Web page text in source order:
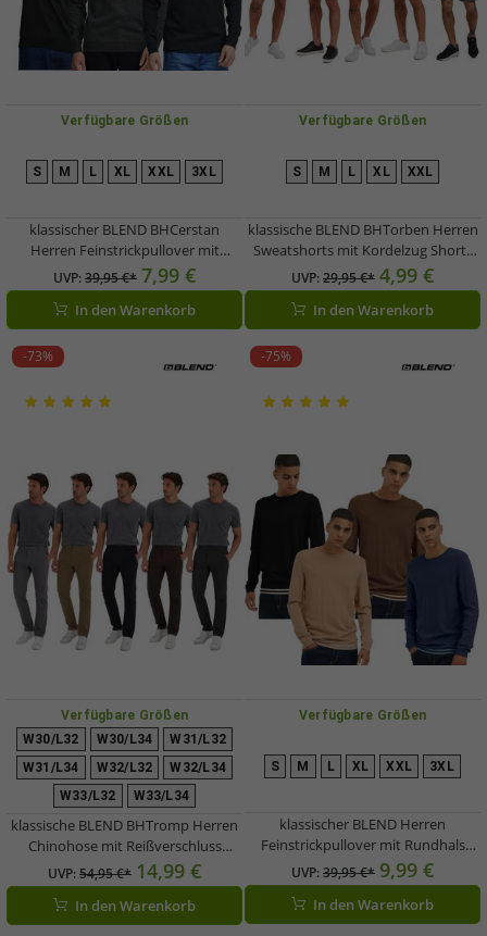
Verfügbare Größen
S M L XL XXL 3XL
klassischer BLEND BHCerstan
Herren Feinstrickpullover mit
Rundhals Strickpullover
20716722ME Blau, Schwarz oder
Grau
UVP:39,95 €* 7,99 €
In den Warenkorb
Verfügbare Größen
S M L XL XXL
klassische BLEND BHTorben Herren
Sweatshorts mit Kordelzug Shorts
20713141ME Grau, Blau oder
Schwarz
UVP:29,95 €* 4,99 €
In den Warenkorb
-73%
Verfügbare Größen
W30/L32
W30/L34
W31/L32
W31/L34
W32/L32
W32/L34
W33/L32
W33/L34
klassische BLEND BHTromp Herren
Chinohose mit Reißverschluss
Stoffhose 20703188ME in Schwarz,
Braun oder Grau
UVP:54,95 €* 14,99 €
In den Warenkorb
-75%
Verfügbare Größen
S M L XL XXL 3XL
klassischer BLEND Herren
Feinstrickpullover mit Rundhals
Strickpullover 20717260 Schwarz,
Braun, Blau oder Beige
UVP:39,95 €* 9,99 €
In den Warenkorb